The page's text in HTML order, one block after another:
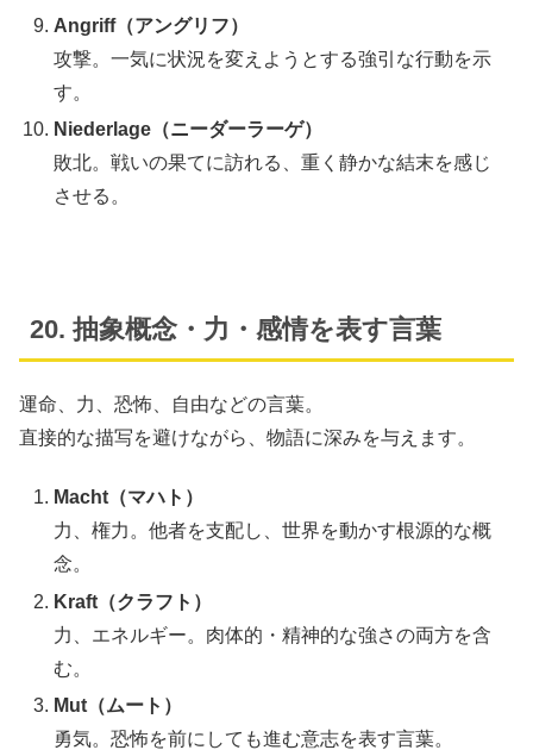
Angriff（アングリフ）
攻撃。一気に状況を変えようとする強引な行動を示
す。
Niederlage（ニーダーラーゲ）
敗北。戦いの果てに訪れる、重く静かな結末を感じ
させる。
20. 抽象概念・力・感情を表す言葉
運命、力、恐怖、自由などの言葉。
直接的な描写を避けながら、物語に深みを与えます。
Macht（マハト）
力、権力。他者を支配し、世界を動かす根源的な概
念。
Kraft（クラフト）
力、エネルギー。肉体的・精神的な強さの両方を含
む。
Mut（ムート）
勇気。恐怖を前にしても進む意志を表す言葉。